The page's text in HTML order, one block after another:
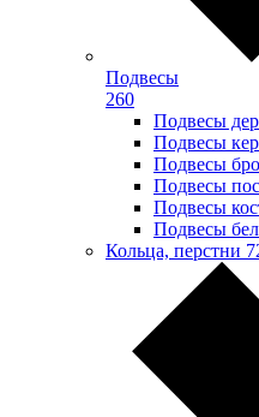
Подвесы
260
Подвесы
Подвесы
Подвесы
Подвесы
Подвесы
Подвесы
Кольца, перстни